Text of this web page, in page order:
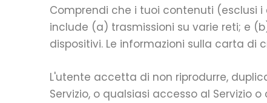
Comprendi che i tuoi contenuti (esclusi
include (a) trasmissioni su varie reti; e
dispositivi. Le informazioni sulla carta
L'utente accetta di non riprodurre,
Servizio, o qualsiasi accesso al Servizio